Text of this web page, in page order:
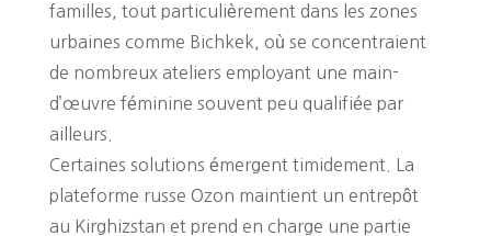
familles, tout particulièrement dans les zones
urbaines comme Bichkek, où se concentraient
de nombreux ateliers employant une main-
d’œuvre féminine souvent peu qualifiée par
ailleurs.
Certaines solutions émergent timidement. La
plateforme russe Ozon maintient un entrepôt
au Kirghizstan et prend en charge une partie